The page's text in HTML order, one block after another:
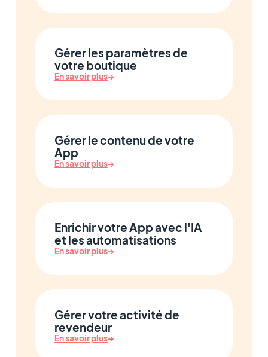
Gérer les paramètres de
votre boutique
En savoir plus→
Gérer le contenu de votre
App
En savoir plus→
Enrichir votre App avec l'IA
et les automatisations
En savoir plus→
Gérer votre activité de
revendeur
En savoir plus→